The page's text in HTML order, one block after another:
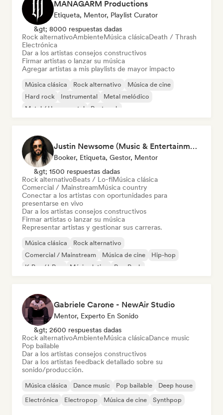
MANAGARM Productions
Etiqueta, Mentor, Playlist Curator
&gt; 8000 respuestas dadas
Rock alternativoAmbienteMúsica clásicaDeath / Thrash
Electrónica
Dar a los artistas consejos constructivos
Firmar artistas o lanzar su música
Agregar artistas a mis playlists de mayor impacto
Música clásica Rock alternativo
Música de cine
Hard rock
Instrumental
Metal melódico
Metal / Heavy metal
Post rock
Justin Newsome (Music & Entertainment Executive | A&R, Artist Development & Partnerships | Applied AI & Systems Strategy)
Booker, Etiqueta, Gestor, Mentor
&gt; 1500 respuestas dadas
Rock alternativoBeats / Lo-fiMúsica clásica
Comercial / MainstreamMúsica country
Conectar a los artistas con oportunidades para
presentarse en vivo
Dar a los artistas consejos constructivos
Firmar artistas o lanzar su música
Representar artistas y gestionar sus carreras.
Música clásica
Rock alternativo
Comercial / Mainstream
Música de cine
Hip-hop
K-Pop/J-Pop
Música latina Pop Punk
Gabriele Carone - NewAir Studio
Mentor, Experto En Sonido
&gt; 2600 respuestas dadas
Rock alternativoAmbienteMúsica clásicaDance music
Pop bailable
Dar a los artistas consejos constructivos
Dar a los artistas feedback detallado sobre su
sonido/producción.
Música clásica Dance music Pop bailable
Deep house
Electrónica
Electropop Música de cine Synthpop